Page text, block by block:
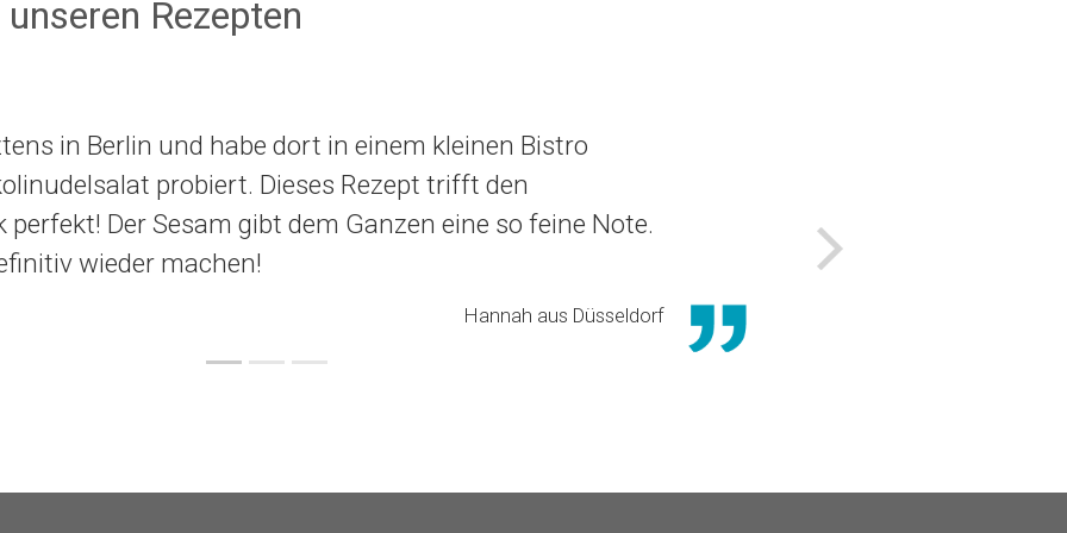
Rezepten
in Berlin und habe dort in einem kleinen Bistro
probiert. Dieses Rezept trifft den
perfekt! Der Sesam gibt dem Ganzen eine so feine Note.
wieder machen!
Hannah aus Düsseldorf
Nächstes